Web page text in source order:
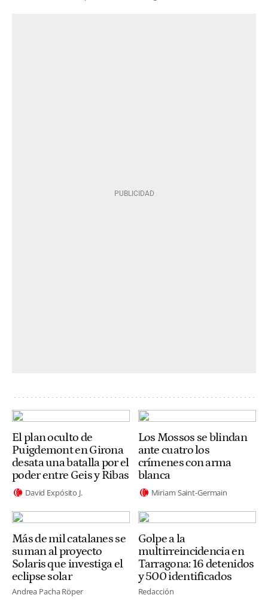
El plan oculto de
Puigdemont en Girona
desata una batalla por el
poder entre Geis y Ribas
David Expósito J.
Los Mossos se blindan
ante cuatro los
crímenes con arma
blanca
Miriam Saint-Germain
Más de mil catalanes se
suman al proyecto
Solaris que investiga el
eclipse solar
Andrea Pacha Röper
Golpe a la
multirreincidencia en
Tarragona: 16 detenidos
y 500 identificados
Redacción